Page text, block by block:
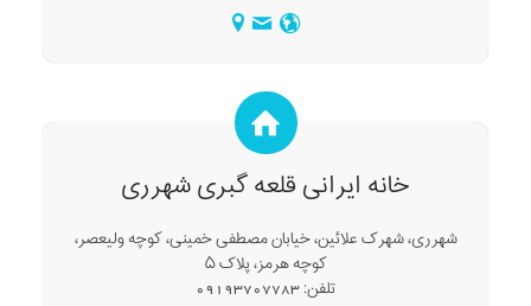
خانه ایرانی قلعه گبری شهرری
شهررى، شهرک علائین، خیابان مصطفی خمینی، کوچه ولیعصر،
کوچه هرمز، پلاک ۵
تلفن: 09193707783